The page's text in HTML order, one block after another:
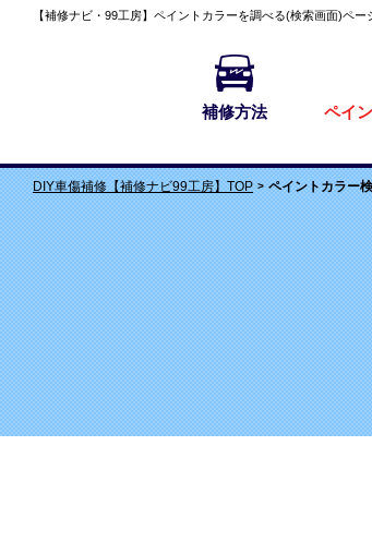
【補修ナビ・99工房】 ペイントカラーを調べる(検索画面)ペー
補修方法 ペイ
DIY車傷補修【補修ナビ99工房】TOP ペイントカラー